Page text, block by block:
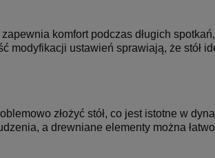
zapewnia komfort podczas długich
modyfikacji ustawień sprawiają, że stół
złożyć stół, co jest istotne w
a drewniane elementy można